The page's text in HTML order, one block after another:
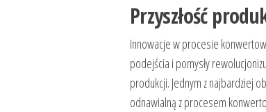
Przyszłość
Innowacje w procesie
podejścia i pomysły
produkcji. Jednym z najbardziej
odnawialną z procesem